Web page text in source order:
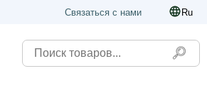
Связаться с нами Ru